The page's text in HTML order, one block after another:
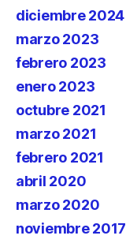
diciembre 2024
marzo 2023
febrero 2023
enero 2023
octubre 2021
marzo 2021
febrero 2021
abril 2020
marzo 2020
noviembre 2017